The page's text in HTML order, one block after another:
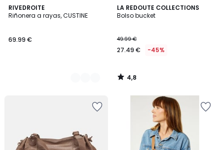
RIVEDROITE
Riñonera a rayas, CUSTINE
69.99 €
2
Colores
LA REDOUTE COLLECTIONS
Bolso bucket
49.99 €
27.49 € -45%
4,8
/ 5
4,8
/